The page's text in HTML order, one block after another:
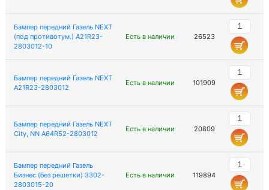
Бампер передний Газель NEXT
(под противотум.) A21R23-
2803012-10
Есть в наличии 26523
Бампер передний Газель NEXT
A21R23-2803012
Есть в наличии 101909
Бампер передний Газель NEXT
City, NN A64R52-2803012
Есть в наличии 20809
Бампер передний Газель
Бизнес (без решетки) 3302-
2803015-20
Есть в наличии 119894